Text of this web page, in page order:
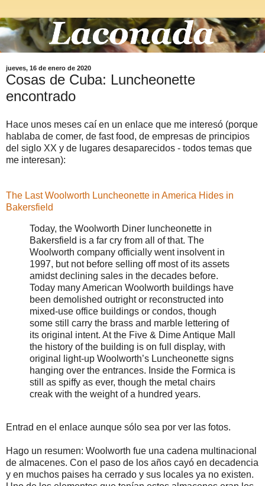
jueves, 16 de enero de 2020
Cosas de Cuba: Luncheonette
encontrado
Hace unos meses caí en un enlace que me interesó (porque
hablaba de comer, de fast food, de empresas de principios
del siglo XX y de lugares desaparecidos - todos temas que
me interesan):
The Last Woolworth Luncheonette in America Hides in
Bakersfield
Today, the Woolworth Diner luncheonette in
Bakersfield is a far cry from all of that. The
Woolworth company officially went insolvent in
1997, but not before selling off most of its assets
amidst declining sales in the decades before.
Today many American Woolworth buildings have
been demolished outright or reconstructed into
mixed-use office buildings or condos, though
some still carry the brass and marble lettering of
its original intent. At the Five & Dime Antique Mall
the history of the building is on full display, with
original light-up Woolworth’s Luncheonette signs
hanging over the entrances. Inside the Formica is
still as spiffy as ever, though the metal chairs
creak with the weight of a hundred years.
Entrad en el enlace aunque sólo sea por ver las fotos.
Hago un resumen: Woolworth fue una cadena multinacional
de almacenes. Con el paso de los años cayó en decadencia
y en muchos paises ha cerrado y sus locales ya no existen.